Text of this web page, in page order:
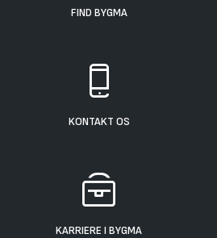
FIND BYGMA
KONTAKT OS
KARRIERE I BYGMA